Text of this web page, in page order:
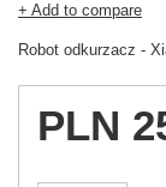
+ Add to compare
Robot odkurzacz -
PLN